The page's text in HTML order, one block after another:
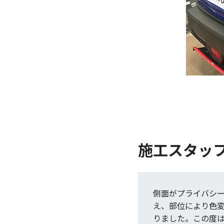
施工スタッ
側面がプライバシ
え、部位により色
りました。この度